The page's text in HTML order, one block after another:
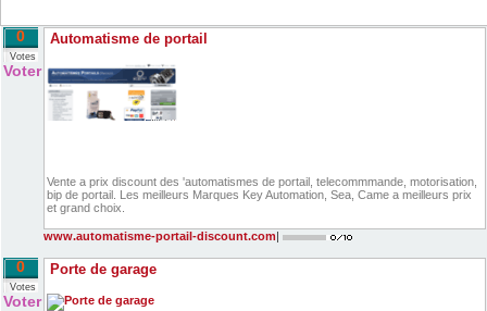
0
Votes
Voter
Automatisme de portail
Vente a prix discount des 'automatismes de portail, telecommmande, motorisation,
bip de portail. Les meilleurs Marques Key Automation, Sea, Came a meilleurs prix
et grand choix.
www.automatisme-portail-discount.com|
0
Votes
Voter
Porte de garage